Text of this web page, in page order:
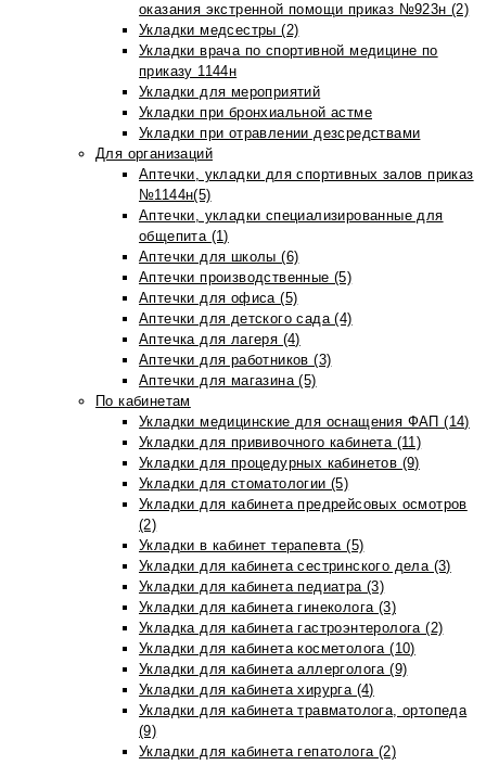
оказания экстренной помощи приказ №923н (2)
Укладки медсестры (2)
Укладки врача по спортивной медицине по
приказу 1144н
Укладки для мероприятий
Укладки при бронхиальной астме
Укладки при отравлении дезсредствами
Для организаций
Аптечки, укладки для спортивных залов приказ
№1144н(5)
Аптечки, укладки специализированные для
общепита (1)
Аптечки для школы (6)
Аптечки производственные (5)
Аптечки для офиса (5)
Аптечки для детского сада (4)
Аптечка для лагеря (4)
Аптечки для работников (3)
Аптечки для магазина (5)
По кабинетам
Укладки медицинские для оснащения ФАП (14)
Укладки для прививочного кабинета (11)
Укладки для процедурных кабинетов (9)
Укладки для стоматологии (5)
Укладки для кабинета предрейсовых осмотров
(2)
Укладки в кабинет терапевта (5)
Укладки для кабинета сестринского дела (3)
Укладки для кабинета педиатра (3)
Укладки для кабинета гинеколога (3)
Укладка для кабинета гастроэнтеролога (2)
Укладки для кабинета косметолога (10)
Укладки для кабинета аллерголога (9)
Укладки для кабинета хирурга (4)
Укладки для кабинета травматолога, ортопеда
(9)
Укладки для кабинета гепатолога (2)